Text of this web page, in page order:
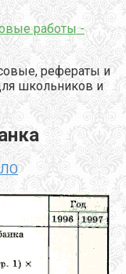
работы -
рефераты и
школьников и